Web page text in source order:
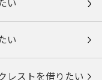
い
い
レストを借りたい